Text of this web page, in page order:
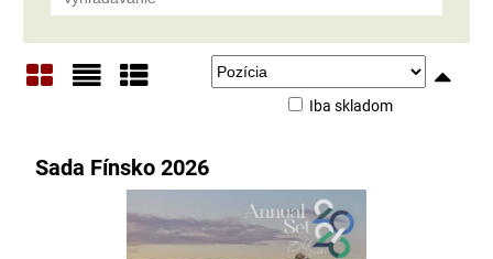
Iba skladom
Sada Fínsko 2026